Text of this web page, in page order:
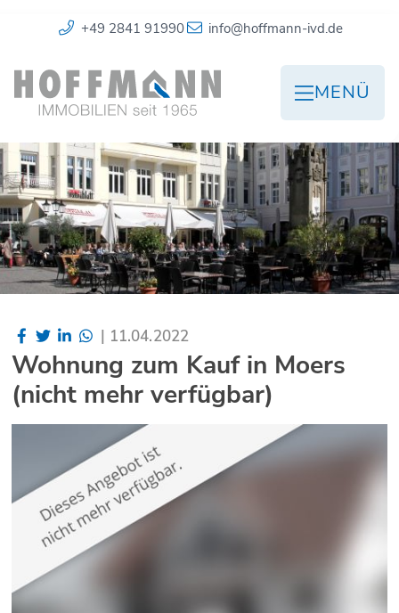
+49 2841 91990 info@hoffmann-ivd.de
MENÜ
| 11.04.2022
Wohnung zum Kauf in Moers
(nicht mehr verfügbar)